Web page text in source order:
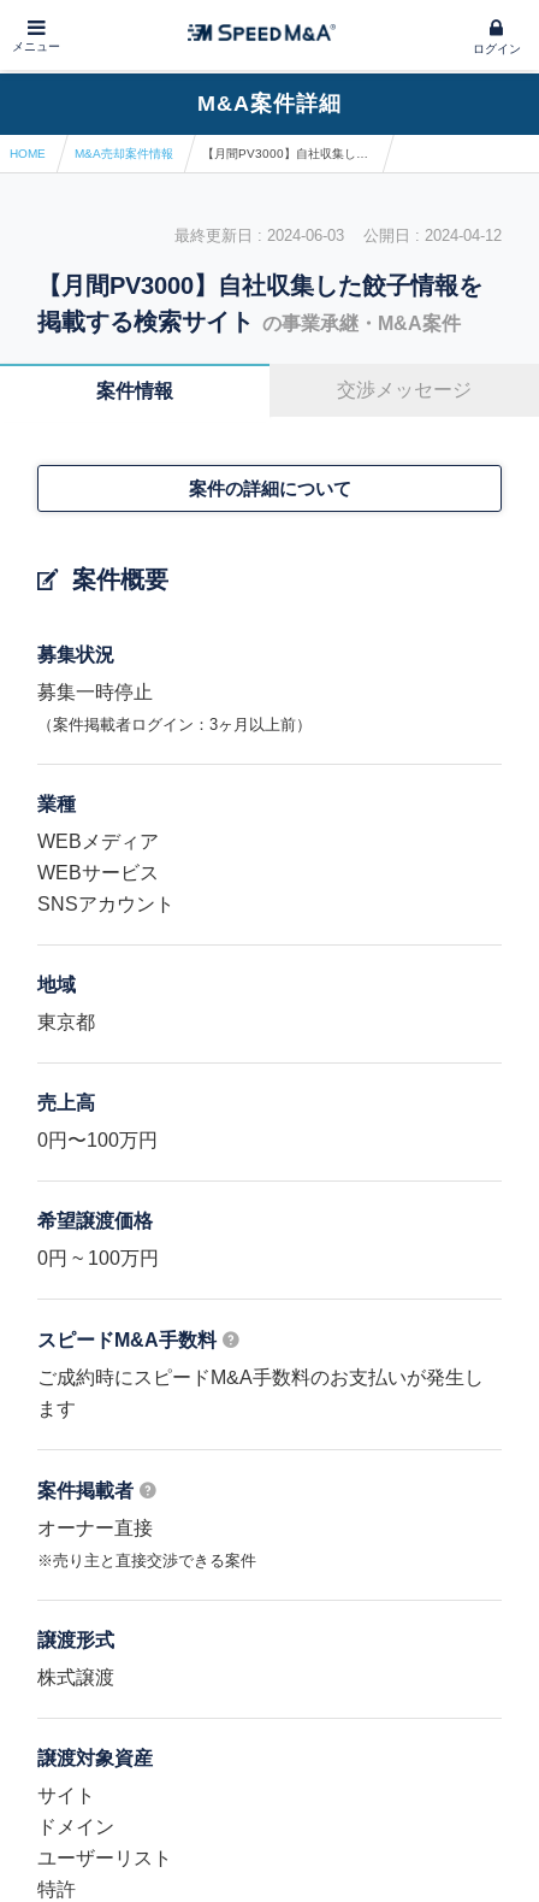
メニュー ログイン
M&A案件詳細
HOME M&A売却案件情報
最終更新日 : 2024-06-03 公開日 : 2024-04-12
【月間PV3000】自社収集した餃子情報を
掲載する検索サイト
の事業承継・M&A案件
案件情報 交渉メッセージ
案件概要
案件の詳細について
募集状況
募集一時停止
（案件掲載者ログイン：3ヶ月以上前）
業種
WEBメディア
WEBサービス
SNSアカウント
地域
東京都
売上高
0円〜100万円
希望譲渡価格
0円 ~ 100万円
スピードM&A手数料
ご成約時にスピードM&A手数料のお支払いが発生し
ます
案件掲載者
オーナー直接
※売り主と直接交渉できる案件
譲渡形式
株式譲渡
譲渡対象資産
サイト
ドメイン
ユーザーリスト
特許